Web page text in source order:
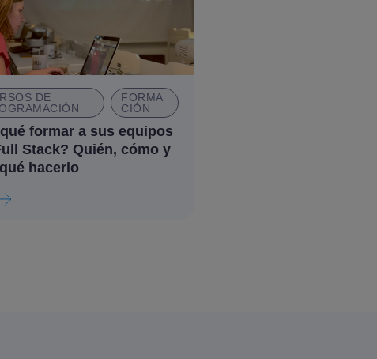
DE
FORMA
CIÓN
formar a sus equipos
Stack? Quién, cómo y
hacerlo